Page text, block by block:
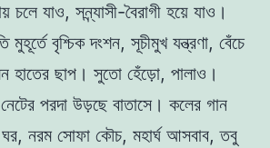
চলে যাও, সন্ন্যাসী-বৈরাগী হয়ে যাও।
মুহূর্তে বৃশ্চিক দংশন, সূচীমুখ যন্ত্রণা, বেঁচে
হাতের ছাপ। সুতো হেঁড়ো, পালাও।
নেটের পরদা উড়ছে বাতাসে। কলের গান
ঘর, নরম সোফা কৌচ, মহার্ঘ আসবাব, তবু